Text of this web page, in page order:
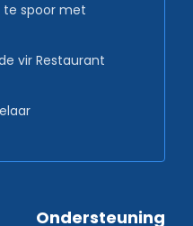
te spoor met
vir Restaurant
Ondersteuning